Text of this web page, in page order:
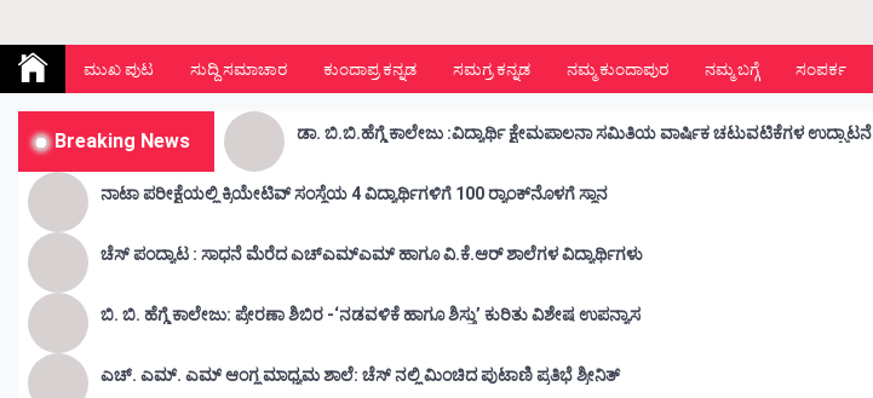
Kunda Vahini – ಕುಂದ ವಾಹಿನಿ
ಮುಖ ಪುಟ ಸುದ್ದಿ ಸಮಾಚಾರ ಕುಂದಾಪ್ರ ಕನ್ನಡ ಸಮಗ್ರ ಕನ್ನಡ ನಮ್ಮ ಕುಂದಾಪುರ ನಮ್ಮ ಬಗ್ಗೆ ಸಂಪರ್ಕ
Breaking News ಡಾ. ಬಿ.ಬಿ.ಹೆಗ್ಡೆ ಕಾಲೇಜು :ವಿದ್ಯಾರ್ಥಿ ಕ್ಷೇಮಪಾಲನಾ ಸಮಿತಿಯ ವಾರ್ಷಿಕ ಚಟುವಟಿಕೆಗಳ ಉದ್ಘಾಟನೆ
ನಾಟಾ ಪರೀಕ್ಷೆಯಲ್ಲಿ ಕ್ರಿಯೇಟಿವ್ ಸಂಸ್ಥೆಯ 4 ವಿದ್ಯಾರ್ಥಿಗಳಿಗೆ 100 ರ‍್ಯಾಂಕ್‌ನೊಳಗೆ ಸ್ಥಾನ
ಚೆಸ್ ಪಂದ್ಯಾಟ : ಸಾಧನೆ ಮೆರೆದ ಎಚ್ಎಮ್ಎಮ್ ಹಾಗೂ ವಿ.ಕೆ.ಆರ್ ಶಾಲೆಗಳ ವಿದ್ಯಾರ್ಥಿಗಳು
ಬಿ. ಬಿ. ಹೆಗ್ಡೆ ಕಾಲೇಜು: ಪ್ರೇರಣಾ ಶಿಬಿರ -‘ನಡವಳಿಕೆ ಹಾಗೂ ಶಿಸ್ತು’ ಕುರಿತು ವಿಶೇಷ ಉಪನ್ಯಾಸ
ಎಚ್. ಎಮ್. ಎಮ್ ಆಂಗ್ಲ ಮಾಧ್ಯಮ ಶಾಲೆ: ಚೆಸ್ ನಲ್ಲಿ ಮಿಂಚಿದ ಪುಟಾಣಿ ಪ್ರತಿಭೆ ಶ್ರೀನಿತ್